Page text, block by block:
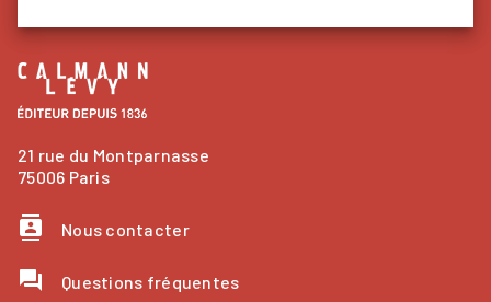
21 rue du Montparnasse
75006 Paris
contacts Nous contacter
question_answer Questions fréquentes